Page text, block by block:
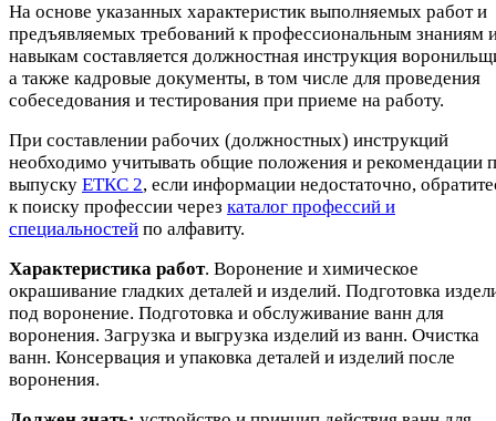
На основе указанных характеристик выполняемых работ и
предъявляемых требований к профессиональным знаниям
навыкам составляется должностная инструкция
а также кадровые документы, в том числе для проведения
собеседования и тестирования при приеме на работу.
При составлении рабочих (должностных) инструкций
необходимо учитывать общие положения и рекомендации
выпуску ЕТКС 2, если информации недостаточно,
к поиску профессии через каталог профессий и
специальностей по алфавиту.
Характеристика работ. Воронение и химическое
окрашивание гладких деталей и изделий. Подготовка
под воронение. Подготовка и обслуживание ванн для
воронения. Загрузка и выгрузка изделий из ванн. Очистка
ванн. Консервация и упаковка деталей и изделий после
воронения.